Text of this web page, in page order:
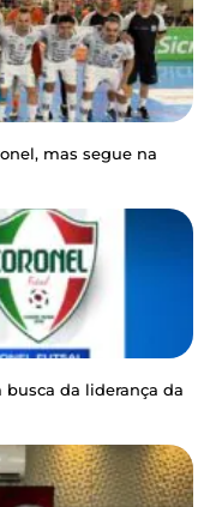
mas segue na
busca da liderança da